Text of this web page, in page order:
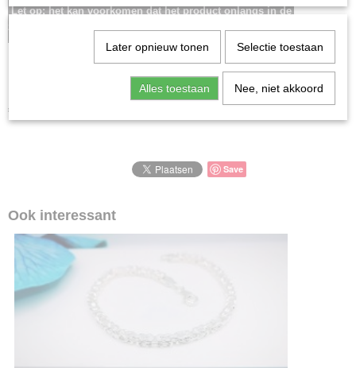
Let op: het kan voorkomen dat het product onlangs in de
zaak is verkocht; in dat geval nemen wij contact met u op.
€ 97,00
Save
Ook interessant
Later opnieuw tonen Selectie toestaan
Alles toestaan Nee, niet akkoord